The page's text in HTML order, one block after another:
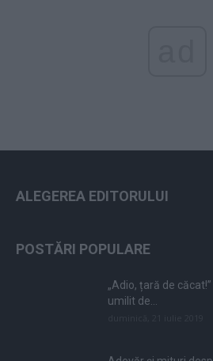
ALEGEREA EDITORULUI
POSTĂRI POPULARE
„Adio, țară de
umilit de...